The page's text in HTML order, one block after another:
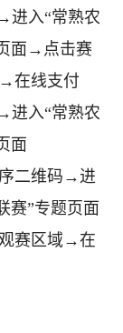
进入“常熟农
面→点击赛
在线支付
进入“常熟农
面
二维码→进
赛”专题页面
赛区域→在